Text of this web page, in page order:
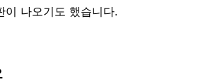
이 나오기도 했습니다.